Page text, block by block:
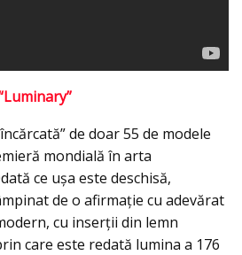
de doar 55 de modele
mondială în arta
ce uşa este deschisă,
de o afirmație cu adevărat
cu inserţii din lemn
care este redată lumina a 176